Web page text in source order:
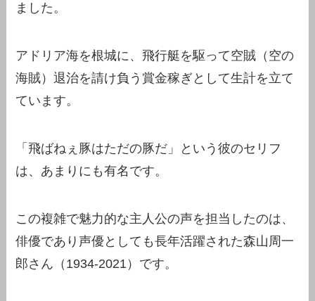
ました。
アドリア海を根城に、飛行艇を駆って空賊（空の
海賊）退治を請け負う賞金稼ぎとして生計を立て
ています。
「飛ばねぇ豚はただの豚だ」という彼のセリフ
は、あまりにも有名です。
この複雑で魅力的な主人公の声を担当したのは、
俳優であり声優としても長年活躍された森山周一
郎さん（1934-2021）です。